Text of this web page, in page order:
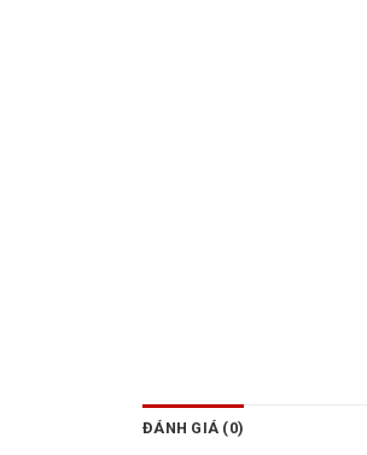
ĐÁNH GIÁ (0)